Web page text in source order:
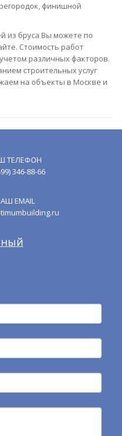
финишной
из бруса Вы можете по
Стоимость работ
различных факторов.
строительных услуг
на объекты в Москве и
ТЕЛЕФОН
346-88-66
EMAIL